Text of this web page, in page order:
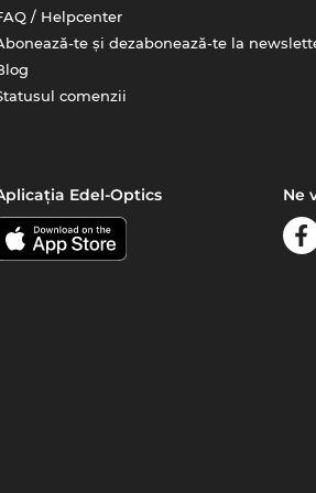
/ Helpcenter
te și dezabonează-te la
comenzii
Edel-Optics Ne